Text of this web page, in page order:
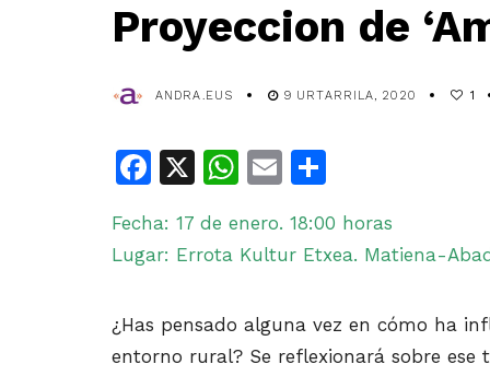
Proyeccion de
ANDRA.EUS 9 URTARRILA, 2020 1
Facebook
X WhatsApp
Email
Fecha: 17 de enero. 18:00 horas
Lugar: Errota Kultur Etxea. Matiena-
¿Has pensado alguna vez en cómo ha
entorno rural? Se reflexionará sobre